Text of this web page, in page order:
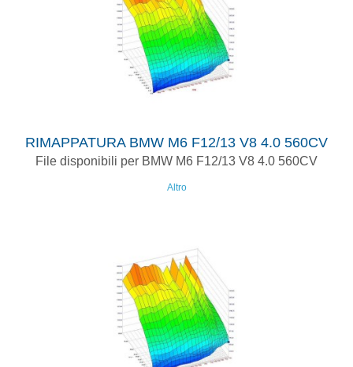
RIMAPPATURA BMW M6 F12/13 V8 4.0 560CV
File disponibili per BMW M6 F12/13 V8 4.0 560CV
Altro